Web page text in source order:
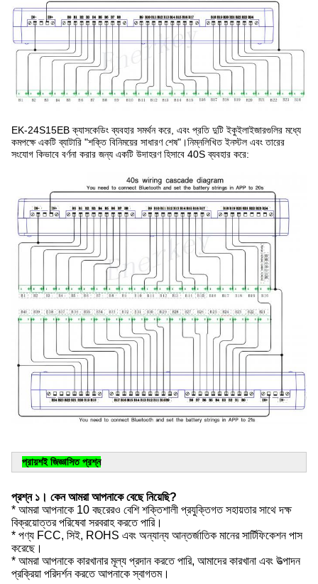
EK-24S15EB ক্যাসকেডিং ব্যবহার সমর্থন করে, এবং প্রতি দুটি ইকুইলাইজারগুলির মধ্যে
কমপক্ষে একটি ব্যাটারি "শক্তি বিনিময়ের সাধারণ শেষ"।নিম্নলিখিত ইনস্টল এবং তারের
সংযোগ কিভাবে বর্ণনা করার জন্য একটি উদাহরণ হিসাবে 40S ব্যবহার করে:
প্রায়শই জিজ্ঞাসিত প্রশ্ন
প্রশ্ন ১। কেন আমরা আপনাকে বেছে নিয়েছি?
* আমরা আপনাকে 10 বছরেরও বেশি শক্তিশালী প্রযুক্তিগত সহায়তার সাথে দক্ষ
বিক্রয়োত্তর পরিষেবা সরবরাহ করতে পারি।
* পণ্য FCC, সিই, ROHS এবং অন্যান্য আন্তর্জাতিক মানের সার্টিফিকেশন পাস
করেছে।
* আমরা আপনাকে কারখানার মূল্য প্রদান করতে পারি, আমাদের কারখানা এবং উত্পাদন
প্রক্রিয়া পরিদর্শন করতে আপনাকে স্বাগতম।